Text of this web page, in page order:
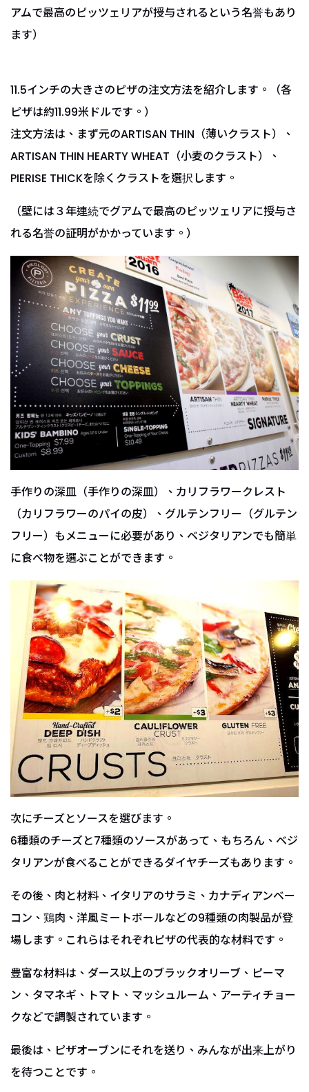
アムで最高のピッツェリアが授与されるという名誉もあり
ます）
11.5インチの大きさのピザの注文方法を紹介します。（各
ピザは約11.99米ドルです。）
注文方法は、まず元のARTISAN THIN（薄いクラスト）、
ARTISAN THIN HEARTY WHEAT（小麦のクラスト）、
PIERISE THICKを除くクラストを選択します。
（壁には３年連続でグアムで最高のピッツェリアに授与さ
れる名誉の証明がかかっています。）
手作りの深皿（手作りの深皿）、カリフラワークレスト
（カリフラワーのパイの皮）、グルテンフリー（グルテン
フリー）もメニューに必要があり、ベジタリアンでも簡単
に食べ物を選ぶことができます。
次にチーズとソースを選びます。
6種類のチーズと7種類のソースがあって、もちろん、ベジ
タリアンが食べることができるダイヤチーズもあります。
その後、肉と材料、イタリアのサラミ、カナディアンベー
コン、鶏肉、洋風ミートボールなどの9種類の肉製品が登
場します。これらはそれぞれピザの代表的な材料です。
豊富な材料は、ダース以上のブラックオリーブ、ピーマ
ン、タマネギ、トマト、マッシュルーム、アーティチョー
クなどで調製されています。
最後は、ピザオーブンにそれを送り、みんなが出来上がり
を待つことです。